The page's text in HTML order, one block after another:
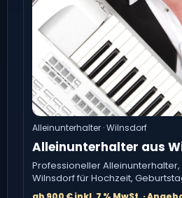
Alleinunterhalter · Wilnsdorf
Alleinunterhalter aus
Professioneller Alleinunterhalter,
Wilnsdorf für Hochzeit,
Vereinsfest, Karneval.